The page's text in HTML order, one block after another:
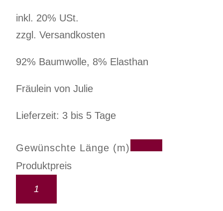
inkl. 20% USt.
zzgl. Versandkosten
92% Baumwolle, 8% Elasthan
Fräulein von Julie
Lieferzeit: 3 bis 5 Tage
Gewünschte Länge (m)
Produktpreis